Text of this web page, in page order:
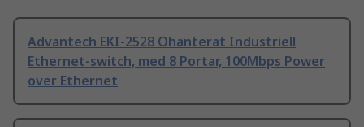
Advantech EKI-2528 Ohanterat Industriell
Ethernet-switch, med 8 Portar, 100Mbps Power
over Ethernet